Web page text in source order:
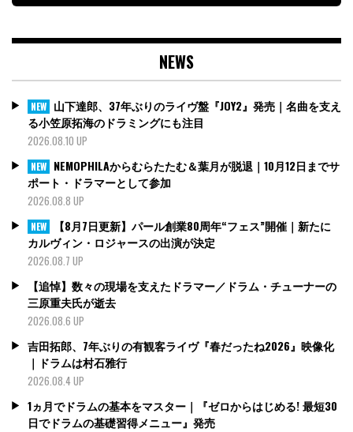
NEWS
NEW 山下達郎、37年ぶりのライヴ盤『JOY2』発売｜名曲を支え
る小笠原拓海のドラミングにも注目
2026.08.10 UP
NEW NEMOPHILAからむらたたむ＆葉月が脱退｜10月12日までサ
ポート・ドラマーとして参加
2026.08.8 UP
NEW
【8月7日更新】パール創業80周年“フェス”開催｜新たに
カルヴィン・ロジャースの出演が決定
2026.08.7 UP
【追悼】数々の現場を支えたドラマー／ドラム・チューナーの
三原重夫氏が逝去
2026.08.6 UP
吉田拓郎、7年ぶりの有観客ライヴ『春だったね2026』映像化
｜ドラムは村石雅行
2026.08.4 UP
1ヵ月でドラムの基本をマスター｜『ゼロからはじめる! 最短30
日でドラムの基礎習得メニュー』発売